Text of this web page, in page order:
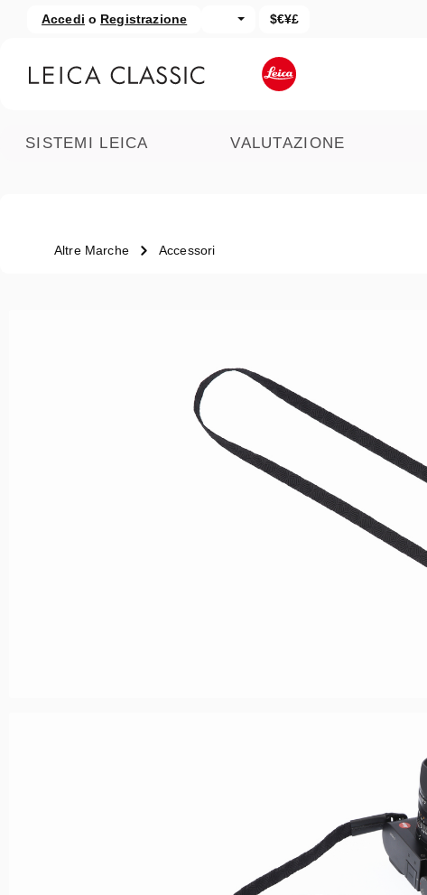
al contenuto principale
Salta alla ricerca
Accedi o Registrazione $€¥£
SISTEMI LEICA VALUTAZIONE
Altre Marche Accessori